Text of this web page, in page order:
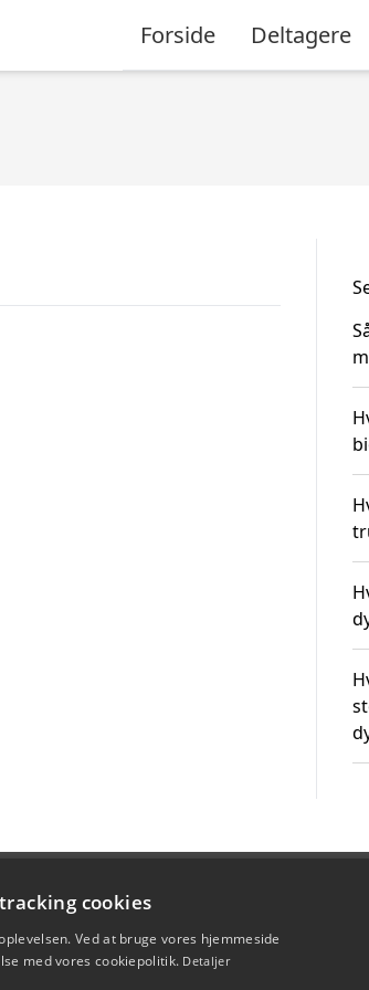
Forside Deltagere
cookies
Ved at bruge vores hjemmeside
med vores cookiepolitik. Detaljer